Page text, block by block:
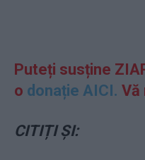
Puteți susține
o donație AICI. Vă
CITIȚI ȘI: